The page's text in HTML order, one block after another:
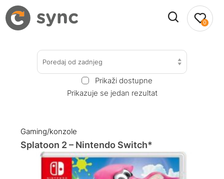
0
Poredaj od zadnjeg
Prikaži dostupne
Prikazuje se jedan rezultat
Gaming/konzole
Splatoon 2 – Nintendo Switch*